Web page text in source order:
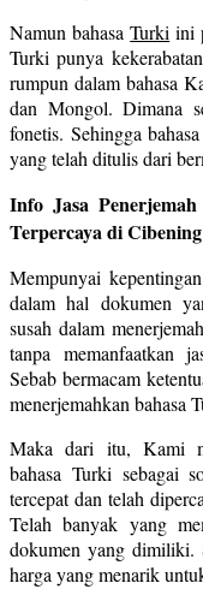
Namun bahasaTurki ini
Turki punya
rumpun dalam bahasa
dan Mongol. Dimana
fonetis. Sehingga
yang telah ditulis dari
Info Jasa
Terpercaya di
Mempunyai
dalam hal dokumen
susah dalam
tanpa memanfaatkan
Sebab bermacam
menerjemahkan bahasa
Maka dari itu, Kami
bahasa Turki sebagai
tercepat dan telah
Telah banyak yang
dokumen yang dimiliki.
harga yang menarik